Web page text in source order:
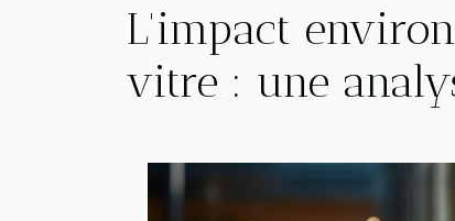
L'impact
vitre : une